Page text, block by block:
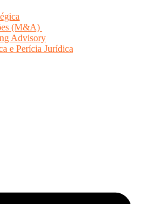
(M&A)
Advisory
e Perícia Jurídica